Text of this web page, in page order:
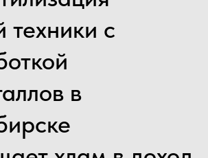
техники с
в